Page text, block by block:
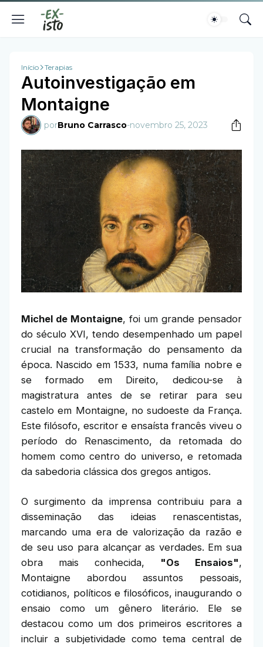
Início Terapias
Autoinvestigação em
Montaigne
porBruno Carrasco-novembro 25, 2023
Michel de Montaigne, foi um grande pensador
do século XVI, tendo desempenhado um papel
crucial na transformação do pensamento da
época. Nascido em 1533, numa família nobre e
se formado em Direito, dedicou-se à
magistratura antes de se retirar para seu
castelo em Montaigne, no sudoeste da França.
Este filósofo, escritor e ensaísta francês viveu o
período do Renascimento, da retomada do
homem como centro do universo, e retomada
da sabedoria clássica dos gregos antigos.
O surgimento da imprensa contribuiu para a
disseminação das ideias renascentistas,
marcando uma era de valorização da razão e
de seu uso para alcançar as verdades. Em sua
obra mais conhecida, "Os Ensaios",
Montaigne abordou assuntos pessoais,
cotidianos, políticos e filosóficos, inaugurando o
ensaio como um gênero literário. Ele se
destacou como um dos primeiros escritores a
incluir a subjetividade como tema central de